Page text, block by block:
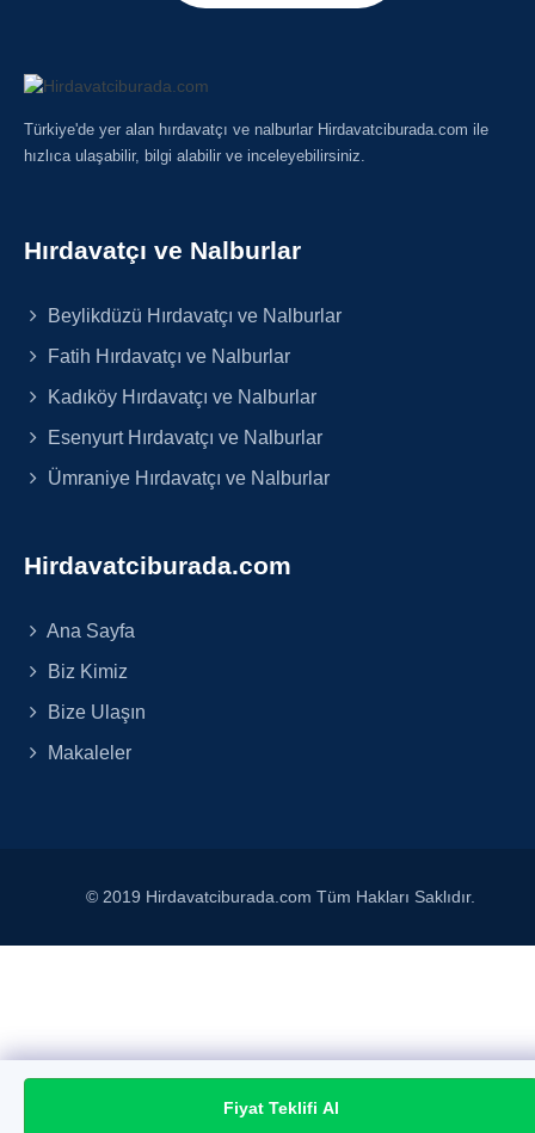
Fiyat Teklifi Al
Türkiye'de yer alan hırdavatçı ve nalburlar Hirdavatciburada.com ile
hızlıca ulaşabilir, bilgi alabilir ve inceleyebilirsiniz.
Hırdavatçı ve Nalburlar
Beylikdüzü Hırdavatçı ve Nalburlar
Fatih Hırdavatçı ve Nalburlar
Kadıköy Hırdavatçı ve Nalburlar
Esenyurt Hırdavatçı ve Nalburlar
Ümraniye Hırdavatçı ve Nalburlar
Hirdavatciburada.com
Ana Sayfa
Biz Kimiz
Bize Ulaşın
Makaleler
© 2019 Hirdavatciburada.com Tüm Hakları Saklıdır.